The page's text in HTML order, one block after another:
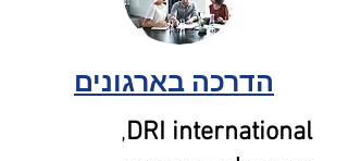
הדרכה בארגונים
DRI international
,